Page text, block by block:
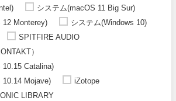
システム(macOS 11 Big Sur)
12 Monterey)
システム(Windows 10)
SPITFIRE AUDIO
）
10.15 Catalina)
10.14 Mojave)
iZotope
LIBRARY